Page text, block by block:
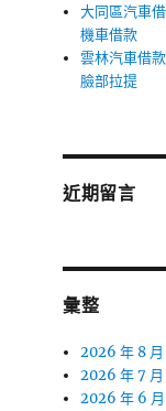
大同區汽車
機車借款
雲林汽車借
臉部拉提
近期留言
彙整
2026 年 8 月
2026 年 7 月
2026 年 6 月